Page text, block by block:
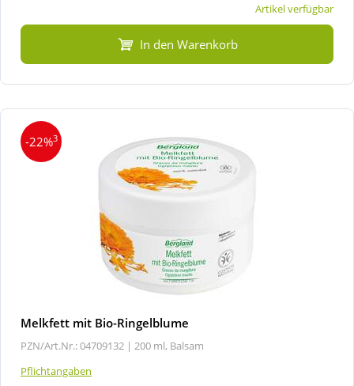
Artikel verfügbar
In den Warenkorb
-22%3
Melkfett mit Bio-Ringelblume
PZN/Art.Nr.: 04709132 | 200 ml, Balsam
Pflichtangaben